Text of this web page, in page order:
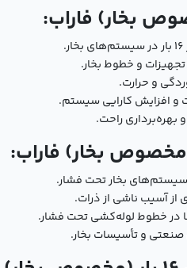
و خطوط بخار.
و حرارت.
و افزایش کارایی سیستم.
بهره‌برداری راحت.
بخار تحت فشار.
از آسیب ناشی از ذرات.
در خطوط لوله‌کشی تحت فشار.
و تأسیسات بخار.